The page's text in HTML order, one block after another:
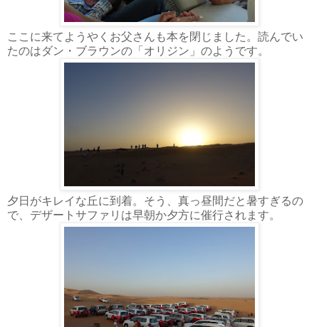
ここに来てようやくお父さんも本を閉じました。読んでい
たのはダン・ブラウンの「オリジン」のようです。
夕日がキレイな丘に到着。そう、真っ昼間だと暑すぎるの
で、デザートサファリは早朝か夕方に催行されます。